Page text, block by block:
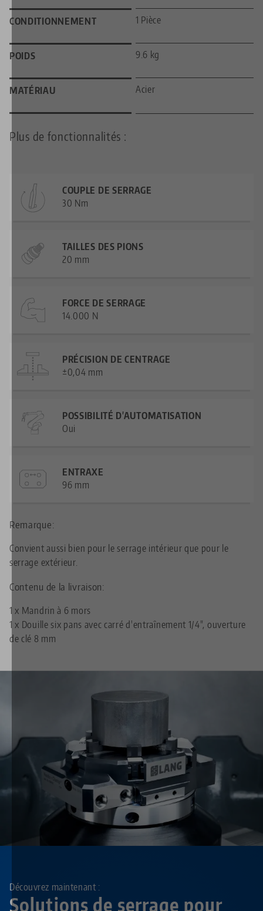
CONDITIONNEMENT 1 Pièce
POIDS 9.6 kg
MATÉRIAU Acier
Plus de fonctionnalités :
COUPLE DE SERRAGE
30 Nm
TAILLES DES PIONS
20 mm
FORCE DE SERRAGE
14.000 N
PRÉCISION DE CENTRAGE
±0,04 mm
POSSIBILITÉ D'AUTOMATISATION
Oui
ENTRAXE
96 mm
Remarque:
Convient aussi bien pour le serrage intérieur que pour le
serrage extérieur.
Contenu de la livraison:
1 x Mandrin à 6 mors
1 x Douille six pans avec carré d'entraînement 1/4", ouverture
de clé 8 mm
Solutions de serrage pour
Découvrez maintenant :